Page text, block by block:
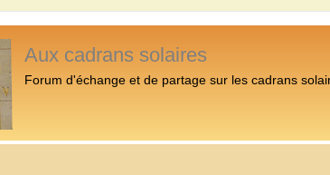
Aux cadrans solaires
Forum d'échange et de partage sur les cadrans